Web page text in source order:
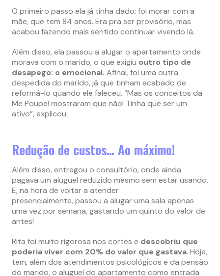
O primeiro passo ela já tinha dado: foi morar com a
mãe, que tem 84 anos. Era pra ser provisório, mas
acabou fazendo mais sentido continuar vivendo lá.
Além disso, ela passou a alugar o apartamento onde
morava com o marido, o que exigiu outro tipo de
desapego: o emocional. Afinal, foi uma outra
despedida do marido, já que tinham acabado de
reformá-lo quando ele faleceu. “Mas os conceitos da
Me Poupe! mostraram que não! Tinha que ser um
ativo”, explicou.
Redução de custos… Ao máximo!
Além disso, entregou o consultório, onde ainda
pagava um aluguel reduzido mesmo sem estar usando.
E, na hora de voltar a atender
presencialmente, passou a alugar uma sala apenas
uma vez por semana, gastando um quinto do valor de
antes!
Rita foi muito rigorosa nos cortes e descobriu que
poderia viver com 20% do valor que gastava. Hoje,
tem, além dos atendimentos psicológicos e da pensão
do marido, o aluguel do apartamento como entrada